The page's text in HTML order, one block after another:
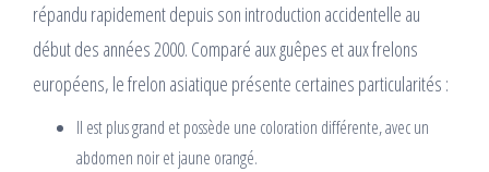
répandu rapidement depuis son introduction accidentelle au
début des années 2000. Comparé aux guêpes et aux frelons
européens, le frelon asiatique présente certaines particularités :
Il est plus grand et possède une coloration différente, avec un
abdomen noir et jaune orangé.